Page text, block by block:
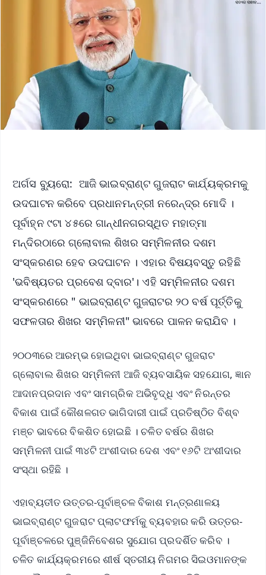
ଅର୍ଗସ ବ୍ୟୁରୋ: ଆଜି ଭାଇବ୍ରାଣ୍ଟ ଗୁଜରାଟ କାର୍ଯ୍ୟକ୍ରମକୁ
ଉଦଘାଟନ କରିବେ ପ୍ରଧାନମନ୍ତ୍ରୀ ନରେନ୍ଦ୍ର ମୋଦି ।
ପୂର୍ବାହ୍ନ ୯ଟା ୪୫ରେ ଗାନ୍ଧୀନଗରସ୍ଥିତ ମହାତ୍ମା
ମନ୍ଦିରଠାରେ ଗ୍ଲୋବାଲ ଶିଖର ସମ୍ମିଳନୀର ଦଶମ
ସଂସ୍କରଣର ହେବ ଉଦଘାଟନ । ଏହାର ବିଷୟବସ୍ତୁ ରହିଛି
'ଭବିଷ୍ୟତର ପ୍ରବେଶ ଦ୍ବାର'। ଏହି ସମ୍ମିଳନୀର ଦଶମ
ସଂସ୍କରଣରେ " ଭାଇବ୍ରାଣ୍ଟ ଗୁଜରାଟର ୨୦ ବର୍ଷ ପୂର୍ତ୍ତିକୁ
ସଫଳତାର ଶିଖର ସମ୍ମିଳନୀ" ଭାବରେ ପାଳନ କରାଯିବ ।
୨୦୦୩ରେ ଆରମ୍ଭ ହୋଇଥିବା ଭାଇବ୍ରାଣ୍ଟ ଗୁଜରାଟ
ଗ୍ଲୋବାଲ ଶିଖର ସମ୍ମିଳନୀ ଆଜି ବ୍ୟବସାୟିକ ସହଯୋଗ, ଜ୍ଞାନ
ଆଦାନପ୍ରଦାନ ଏବଂ ସାମଗ୍ରିକ ଅଭିବୃଦ୍ଧି ଏବଂ ନିରନ୍ତର
ବିକାଶ ପାଇଁ କୌଶଳଗତ ଭାଗିଦାରୀ ପାଇଁ ପ୍ରତିଷ୍ଠିତ ବିଶ୍ବ
ମଞ୍ଚ ଭାବରେ ବିକଶିତ ହୋଇଛି । ଚଳିତ ବର୍ଷର ଶିଖର
ସମ୍ମିଳନୀ ପାଇଁ ୩୪ଟି ଅଂଶୀଦାର ଦେଶ ଏବଂ ୧୬ଟି ଅଂଶୀଦାର
ସଂସ୍ଥା ରହିଛି ।
ଏହାବ୍ୟତୀତ ଉତ୍ତର-ପୂର୍ବାଞ୍ଚଳ ବିକାଶ ମନ୍ତ୍ରଣାଳୟ
ଭାଇବ୍ରାଣ୍ଟ ଗୁଜରାଟ ପ୍ଲାଟଫର୍ମକୁ ବ୍ୟବହାର କରି ଉତ୍ତର-
ପୂର୍ବାଞ୍ଚଳରେ ପୁଞ୍ଜିନିବେଶର ସୁଯୋଗ ପ୍ରଦର୍ଶିତ କରିବ ।
ଚଳିତ କାର୍ଯ୍ୟକ୍ରମରେ ଶୀର୍ଷ ସ୍ତରୀୟ ନିଗମର ସିଇଓମାନଙ୍କ